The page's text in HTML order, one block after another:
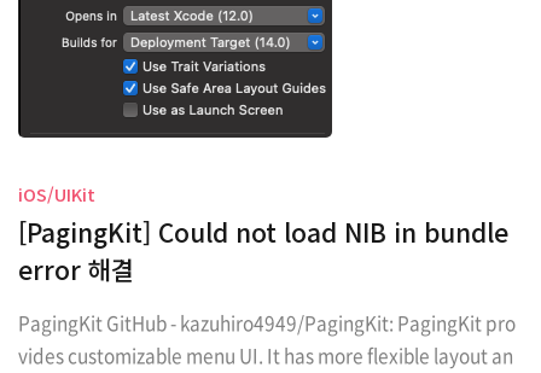
iOS/UIKit
[PagingKit] Could not load NIB in bundle
error 해결
PagingKit GitHub - kazuhiro4949/PagingKit: PagingKit pro
vides customizable menu UI. It has more flexible layout an